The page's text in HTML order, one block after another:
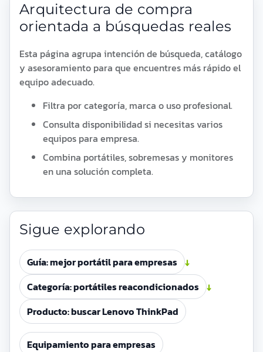
Arquitectura de compra
orientada a búsquedas reales
Esta página agrupa intención de búsqueda, catálogo
y asesoramiento para que encuentres más rápido el
equipo adecuado.
Filtra por categoría, marca o uso profesional.
Consulta disponibilidad si necesitas varios
equipos para empresa.
Combina portátiles, sobremesas y monitores
en una solución completa.
Sigue explorando
Guía: mejor portátil para empresas ↓
Categoría: portátiles reacondicionados ↓
Producto: buscar Lenovo ThinkPad
Equipamiento para empresas